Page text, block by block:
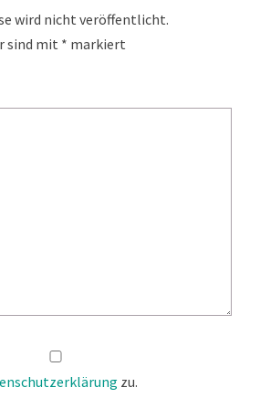
wird nicht veröffentlicht.
sind mit * markiert
zu.